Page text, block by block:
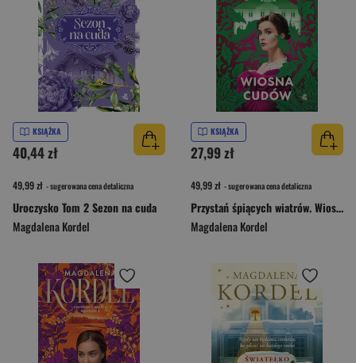
KSIĄŻKA
40,44 zł
49,99 zł - sugerowana cena detaliczna
Uroczysko Tom 2 Sezon na cuda
Magdalena Kordel
KSIĄŻKA
27,99 zł
49,99 zł - sugerowana cena detaliczna
Przystań śpiących wiatrów. Wiosna cudów. Tom 1. Przystań śpiących wiatrów
Magdalena Kordel